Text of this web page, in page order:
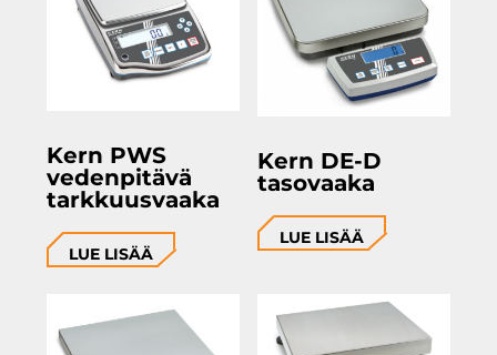
Kern PWS
vedenpitävä
tarkkuusvaaka
LUE LISÄÄ
Kern DE-D
tasovaaka
LUE LISÄÄ